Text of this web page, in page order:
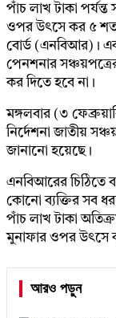
পাঁচ লাখ টাকা
ওপর উৎসে কর ৫
বোর্ড (এনবিআর)।
পেনশনার
কর দিতে হবে না।
মঙ্গলবার (৩
নির্দেশনা জাতীয়
জানানো হয়েছে।
এনবিআরের চিঠিতে
কোনো ব্যক্তির সব
পাঁচ লাখ টাকা
মুনাফার ওপর উৎসে
আরও পড়ুন